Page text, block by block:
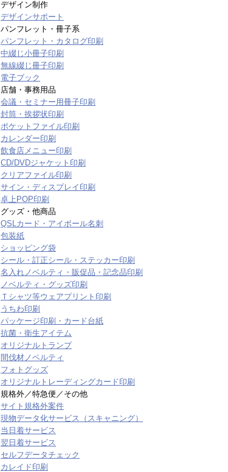
デザイン制作
デザインサポート
パンフレット・冊子系
パンフレット・カタログ印刷
中綴じ小冊子印刷
無線綴じ冊子印刷
電子ブック
店舗・事務用品
会議・セミナー用冊子印刷
封筒・挨拶状印刷
ポケットファイル印刷
カレンダー印刷
飲食店メニュー印刷
CD/DVDジャケット印刷
クリアファイル印刷
サイン・ディスプレイ印刷
卓上POP印刷
グッズ・他商品
QSLカード・アイボール名刺
包装紙
ショッピング袋
シール・訂正シール・ステッカー印刷
名入れノベルティ・販促品・記念品印刷
ノベルティ・グッズ印刷
Ｔシャツ等ウェアプリント印刷
うちわ印刷
パッケージ印刷・カード台紙
抗菌・衛生アイテム
オリジナルトランプ
間伐材ノベルティ
フォトグッズ
オリジナルトレーディングカード印刷
規格外／特急便／その他
サイト規格外案件
現物データ化サービス（スキャニング）
当日着サービス
翌日着サービス
セルフデータチェック
カレイド印刷